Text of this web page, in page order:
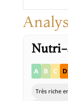
Nutri-
A B C D
Très riche